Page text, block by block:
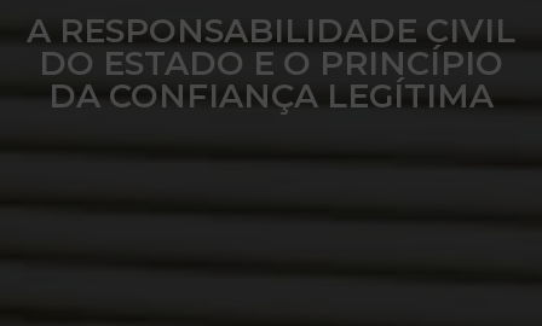
A RESPONSABILIDADE CIVIL
DO ESTADO E O PRINCÍPIO
DA CONFIANÇA LEGÍTIMA